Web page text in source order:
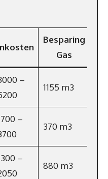
Besparing
Gas
–
1155 m3
–
370 m3
–
880 m3